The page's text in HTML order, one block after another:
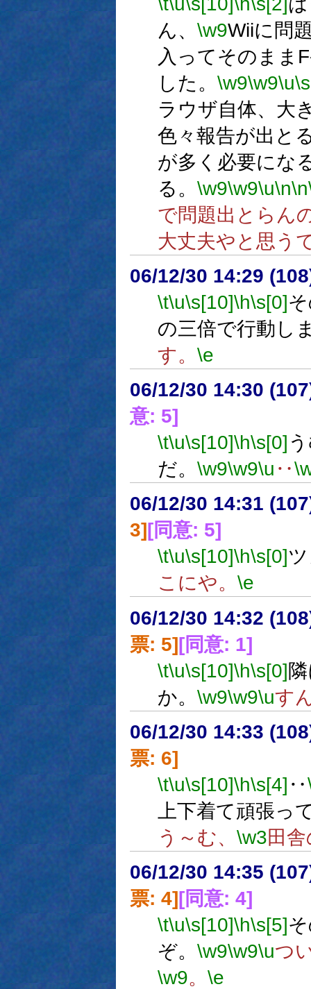
ん、 \w9Wiiに問
入ってそのまま
した。 \w9\w9\u
ラウザ自体、大
色々報告が出と
が多く必要にな
る。 \w9\w9\u\n\n
で問題出とらん
大丈夫やと思う
06/12/30 14:29
\t\u\s[10]\h\s[0]
の三倍で行動し
す。 \e
06/12/30 14:30
意: 5]
\t\u\s[10]\h\s[0]
だ。 \w9\w9\u ‥
06/12/30 14:31
3] [同意: 5]
\t\u\s[10]\h\s[0]
こにや。 \e
06/12/30 14:32
票: 5][同意: 1]
\t\u\s[10]\h\s[0]
か。 \w9\w9\uす
06/12/30 14:33
票: 6]
\t\u\s[10]\h\s[4] ‥
上下着て頑張っ
う～む、 \w3田
06/12/30 14:35
票: 4][同意: 4]
\t\u\s[10]\h\s[5]
ぞ。 \w9\w9\uつ
\w9。 \e